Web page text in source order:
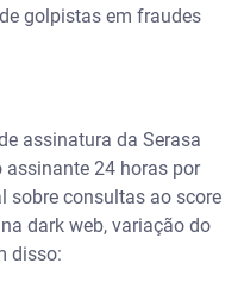
golpistas em fraudes
assinatura da Serasa
assinante 24 horas por
sobre consultas ao score
dark web, variação do
disso: